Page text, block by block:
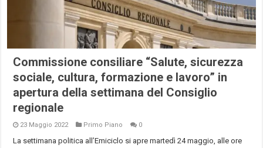
Commissione consiliare “Salute, sicurezza
sociale, cultura, formazione e lavoro” in
apertura della settimana del Consiglio
regionale
23 Maggio 2022 Primo Piano 0
La settimana politica all’Emiciclo si apre martedì 24 maggio, alle ore